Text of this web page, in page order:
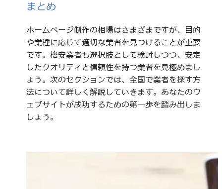
まとめ
ホームページ制作の相場はさまざまですが、目的
や業種に応じて適切な業者を見つけることが重要
です。格安業者も選択肢として検討しつつ、安定
したクオリティと信頼性を持つ業者を見極めまし
ょう。次のセクションでは、全国で業者を探す方
法について詳しく解説していきます。あなたのウ
ェブサイトが成功するための第一歩を踏み出しま
しょう。